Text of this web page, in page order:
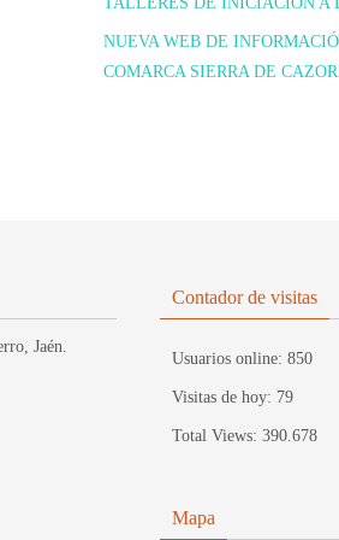
NUEVA WEB DE
COMARCA SIERRA DE
Jaén.
Contador de visitas
Usuarios online:850
Visitas de hoy: 79
Total Views:390.678
Mapa